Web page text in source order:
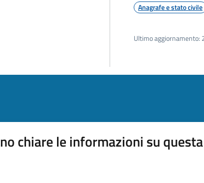
Anagrafe e stato civile
Ultimo aggiornamento:
chiare le informazioni su